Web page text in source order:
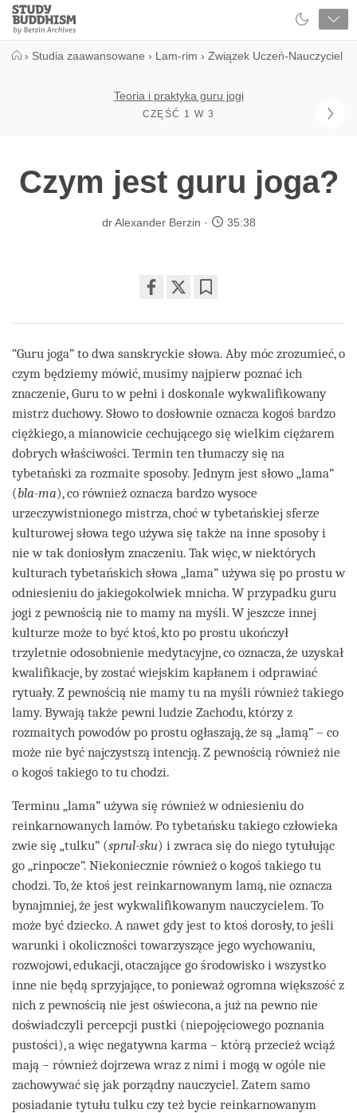
Close
Study
Buddhism
› Studia zaawansowane › Lam-rim › Związek Uczeń-Nauczyciel
Teoria i praktyka guru jogi
CZĘŚĆ 1 W 3
Czym jest guru joga?
dr Alexander Berzin 35:38
on
facebook
“Guru joga” to dwa sanskryckie słowa. Aby móc zrozumieć, o
czym będziemy mówić, musimy najpierw poznać ich
znaczenie, Guru to w pełni i doskonale wykwalifikowany
mistrz duchowy. Słowo to dosłownie oznacza kogoś bardzo
ciężkiego, a mianowicie cechującego się wielkim ciężarem
dobrych właściwości. Termin ten tłumaczy się na
tybetański za rozmaite sposoby. Jednym jest słowo „lama”
(bla-ma), co również oznacza bardzo wysoce
urzeczywistnionego mistrza, choć w tybetańskiej sferze
kulturowej słowa tego używa się także na inne sposoby i
nie w tak doniosłym znaczeniu. Tak więc, w niektórych
kulturach tybetańskich słowa „lama” używa się po prostu w
odniesieniu do jakiegokolwiek mnicha. W przypadku guru
jogi z pewnością nie to mamy na myśli. W jeszcze innej
kulturze może to być ktoś, kto po prostu ukończył
trzyletnie odosobnienie medytacyjne, co oznacza, że uzyskał
kwalifikacje, by zostać wiejskim kapłanem i odprawiać
rytuały. Z pewnością nie mamy tu na myśli również takiego
lamy. Bywają także pewni ludzie Zachodu, którzy z
rozmaitych powodów po prostu ogłaszają, że są „lamą” – co
może nie być najczystszą intencją. Z pewnością również nie
o kogoś takiego to tu chodzi.
Terminu „lama” używa się również w odniesieniu do
reinkarnowanych lamów. Po tybetańsku takiego człowieka
zwie się „tulku” (sprul-sku) i zwraca się do niego tytułując
go „rinpocze”. Niekoniecznie również o kogoś takiego tu
chodzi. To, że ktoś jest reinkarnowanym lamą, nie oznacza
bynajmniej, że jest wykwalifikowanym nauczycielem. To
może być dziecko. A nawet gdy jest to ktoś dorosły, to jeśli
warunki i okoliczności towarzyszące jego wychowaniu,
rozwojowi, edukacji, otaczające go środowisko i wszystko
inne nie będą sprzyjające, to ponieważ ogromna większość z
nich z pewnością nie jest oświecona, a już na pewno nie
doświadczyli percepcji pustki (niepojęciowego poznania
pustości), a więc negatywna karma – którą przecież wciąż
mają – również dojrzewa wraz z nimi i mogą w ogóle nie
zachowywać się jak porządny nauczyciel. Zatem samo
posiadanie tytułu tulku czy też bycie reinkarnowanym